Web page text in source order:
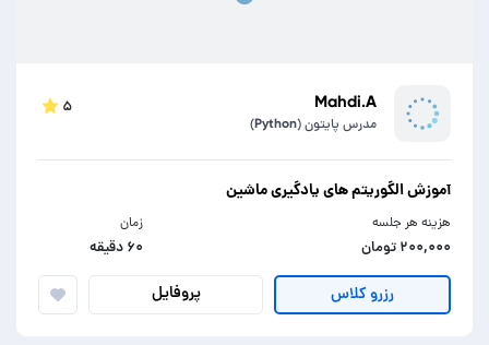
Mahdi.A
مدرس پایتون (Python)
۵
آموزش الگوریتم های یادگیری ماشین
هزینه هر جلسه
۲۰۰,۰۰۰ تومان
زمان
۶۰ دقیقه
رزرو کلاس پروفایل